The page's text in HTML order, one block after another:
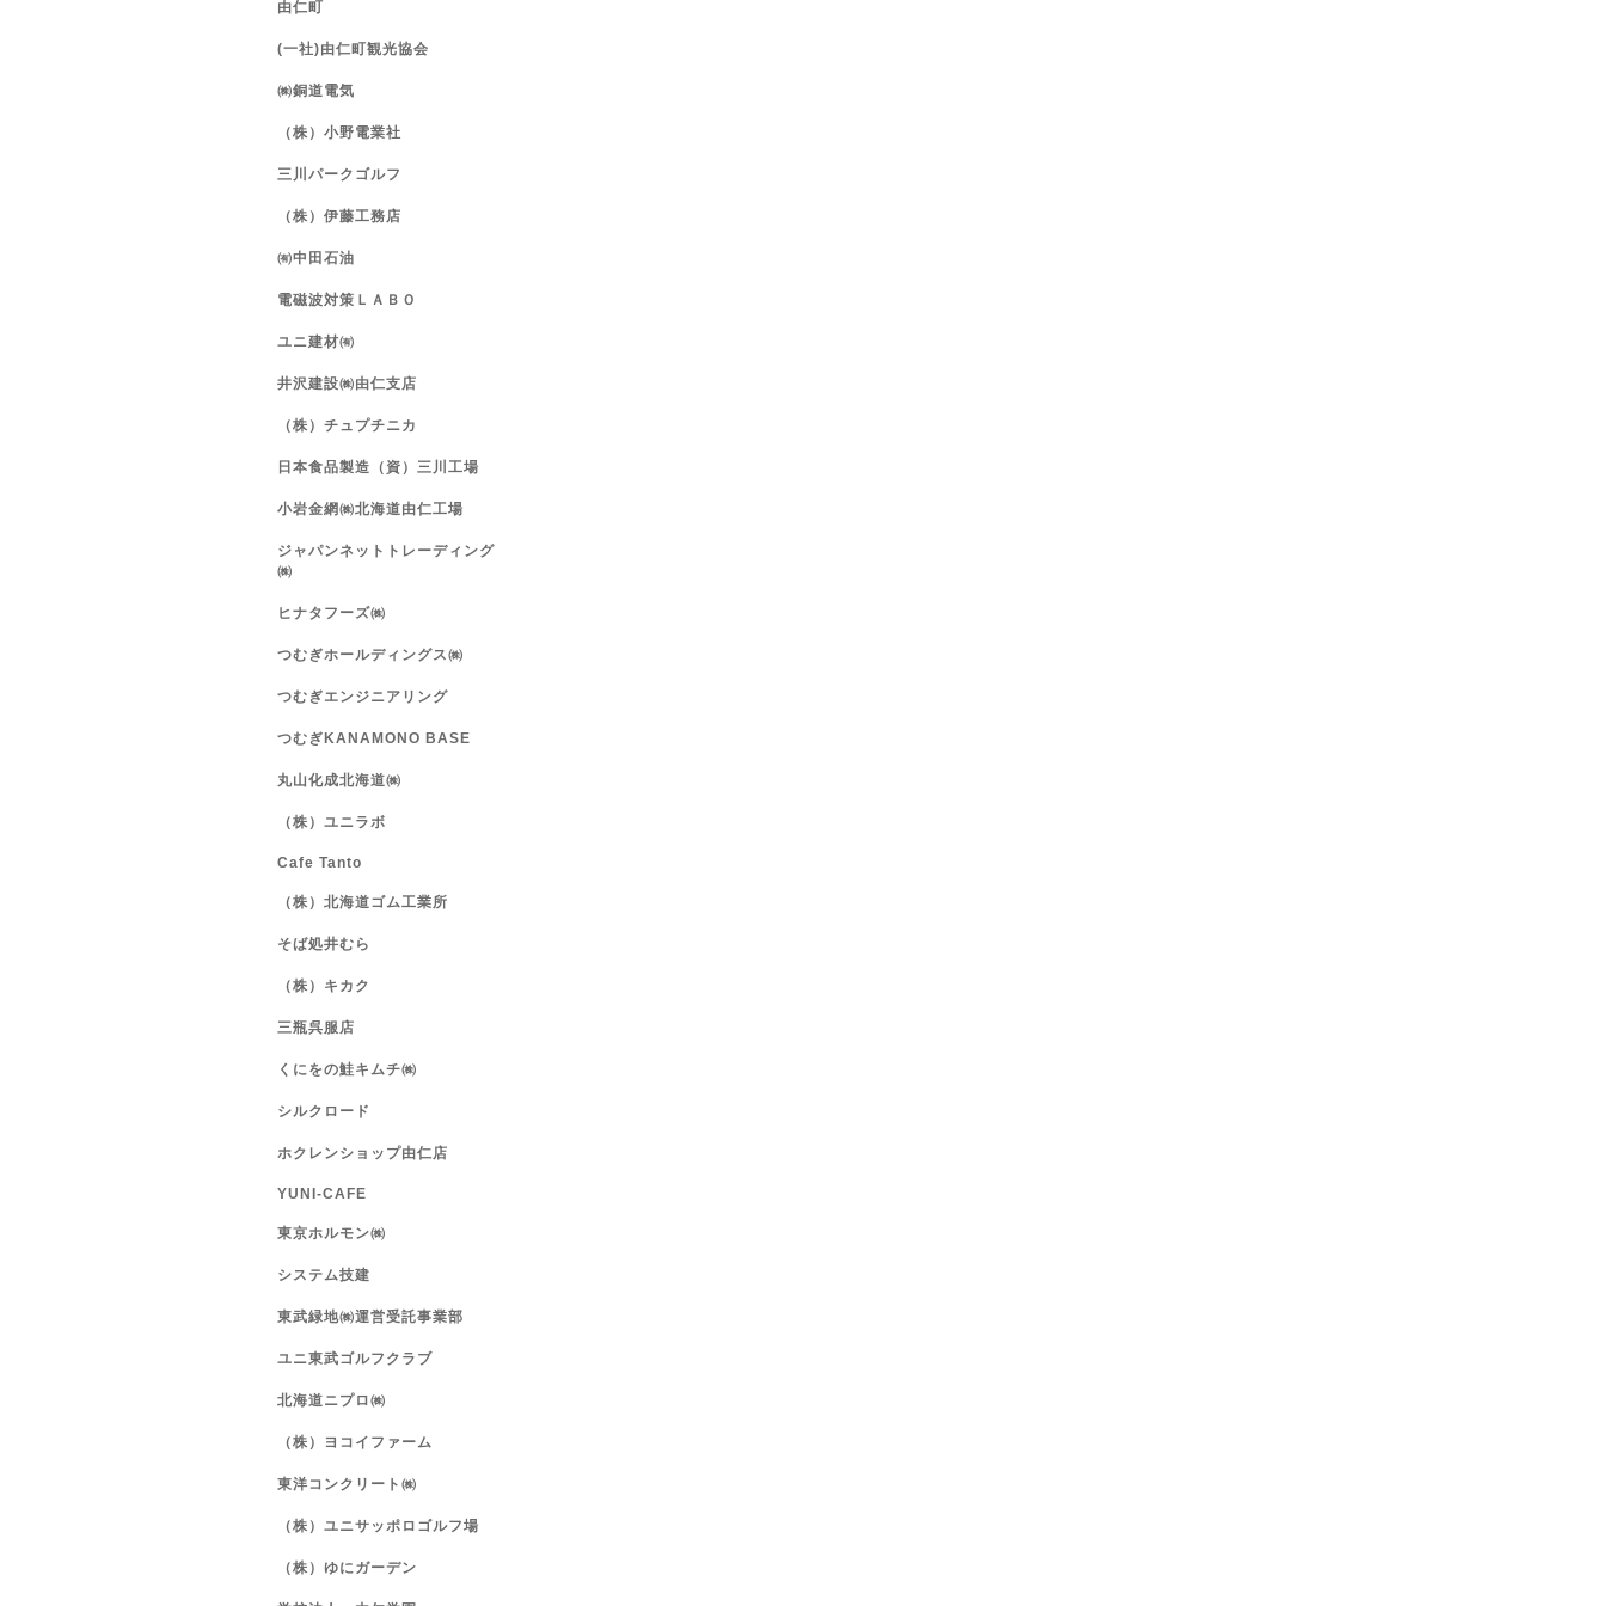
由仁町
(一社)由仁町観光協会
㈱銅道電気
（株）小野電業社
三川パークゴルフ
（株）伊藤工務店
㈲中田石油
電磁波対策ＬＡＢＯ
ユニ建材㈲
井沢建設㈱由仁支店
（株）チュプチニカ
日本食品製造（資）三川工場
小岩金網㈱北海道由仁工場
ジャパンネットトレーディング
㈱
ヒナタフーズ㈱
つむぎホールディングス㈱
つむぎエンジニアリング
つむぎKANAMONO BASE
丸山化成北海道㈱
（株）ユニラボ
Cafe Tanto
（株）北海道ゴム工業所
そば処井むら
（株）キカク
三瓶呉服店
くにをの鮭キムチ㈱
シルクロード
ホクレンショップ由仁店
YUNI-CAFE
東京ホルモン㈱
システム技建
東武緑地㈱運営受託事業部
ユニ東武ゴルフクラブ
北海道ニプロ㈱
（株）ヨコイファーム
東洋コンクリート㈱
（株）ユニサッポロゴルフ場
（株）ゆにガーデン